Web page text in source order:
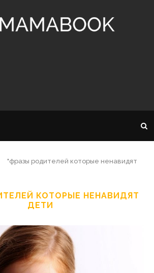
"фразы родителей которые ненавидят
КОТОРЫЕ НЕНАВИДЯТ
ДЕТИ